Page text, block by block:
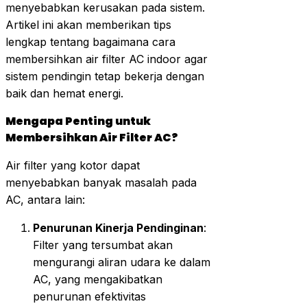
menyebabkan kerusakan pada sistem.
Artikel ini akan memberikan tips
lengkap tentang bagaimana cara
membersihkan air filter AC indoor agar
sistem pendingin tetap bekerja dengan
baik dan hemat energi.
Mengapa Penting untuk
Membersihkan Air Filter AC?
Air filter yang kotor dapat
menyebabkan banyak masalah pada
AC, antara lain:
Penurunan Kinerja Pendinginan:
Filter yang tersumbat akan
mengurangi aliran udara ke dalam
AC, yang mengakibatkan
penurunan efektivitas